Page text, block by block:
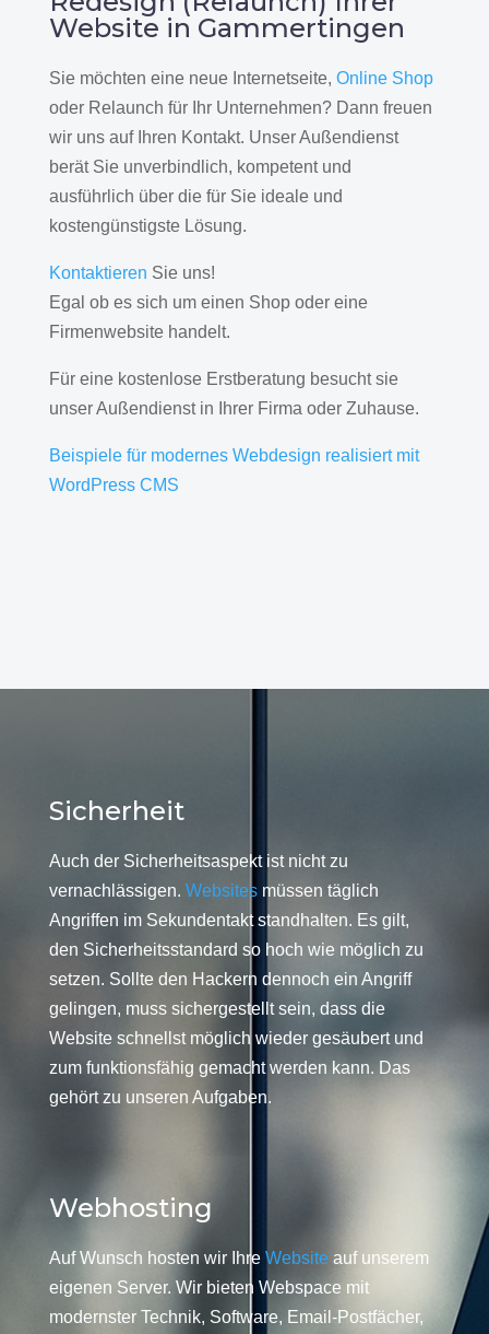
Website in Gammertingen
Sie möchten eine neue Internetseite, Online Shop
oder Relaunch für Ihr Unternehmen? Dann freuen
wir uns auf Ihren Kontakt. Unser Außendienst
berät Sie unverbindlich, kompetent und
ausführlich über die für Sie ideale und
kostengünstigste Lösung.
Kontaktieren Sie uns!
Egal ob es sich um einen Shop oder eine
Firmenwebsite handelt.
Für eine kostenlose Erstberatung besucht sie
unser Außendienst in Ihrer Firma oder Zuhause.
Beispiele für modernes Webdesign realisiert mit
WordPress CMS
Sicherheit
Auch der Sicherheitsaspekt ist nicht zu
vernachlässigen. Websitesmüssen täglich
Angriffen im Sekundentakt standhalten. Es gilt,
den Sicherheitsstandard so hoch wie möglich zu
setzen. Sollte den Hackern dennoch ein Angriff
gelingen, muss sichergestellt sein, dass die
Website schnellst möglich wieder gesäubert und
zum funktionsfähig gemacht werden kann. Das
gehört zu unseren Aufgaben.
Webhosting
Auf Wunsch hosten wir Ihre Website auf unserem
eigenen Server. Wir bieten Webspace mit
modernster Technik, Software, Email-Postfächer,